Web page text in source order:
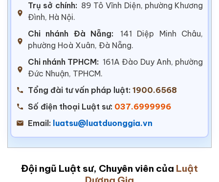
Trụ sở chính: 89 Tô Vĩnh Diện, phường Khương
Đình, Hà Nội.
Chi nhánh Đà Nẵng:
141 Diệp Minh Châu,
phường Hoà Xuân, Đà Nẵng.
Chi nhánh TPHCM: 161A Đào Duy Anh, phường
Đức Nhuận, TPHCM.
Tổng đài tư vấn pháp luật: 1900.6568
Số điện thoại Luật sư: 037.6999996
Email: luatsu@luatduonggia.vn
Đội ngũ Luật sư, Chuyên viên của Luật